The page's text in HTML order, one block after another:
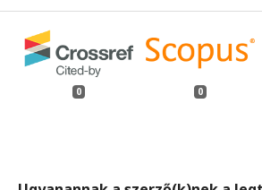
0 0